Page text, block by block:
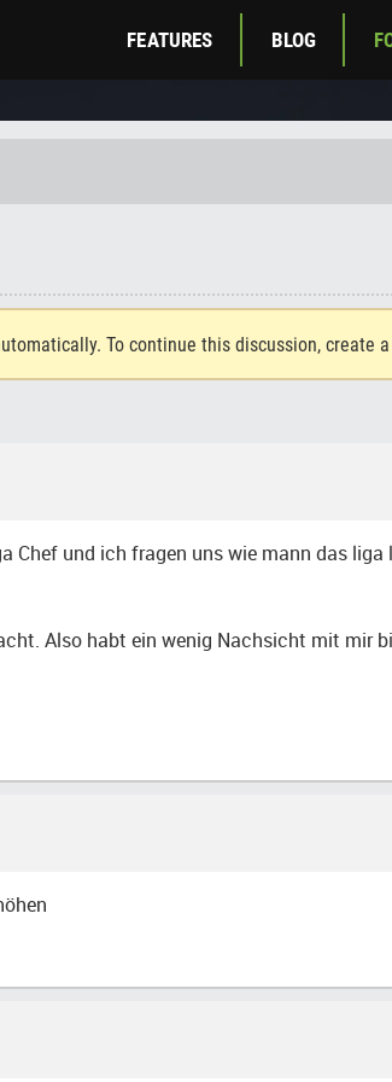
FEATURES BLOG
To continue this discussion, create
Chef und ich fragen uns wie mann das
Also habt ein wenig Nachsicht mit mir